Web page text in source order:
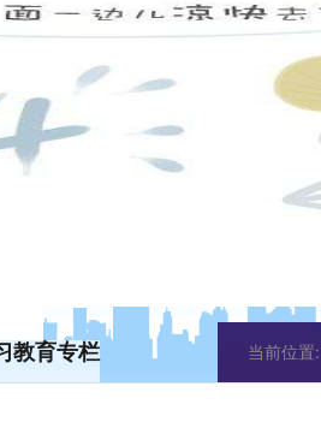
教育专栏 当前位置: